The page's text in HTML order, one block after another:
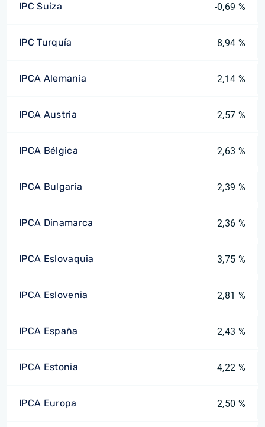
IPC Suiza -0,69 %
IPC Turquía 8,94 %
IPCA Alemania 2,14 %
IPCA Austria 2,57 %
IPCA Bélgica 2,63 %
IPCA Bulgaria 2,39 %
IPCA Dinamarca 2,36 %
IPCA Eslovaquia 3,75 %
IPCA Eslovenia 2,81 %
IPCA España 2,43 %
IPCA Estonia 4,22 %
IPCA Europa 2,50 %